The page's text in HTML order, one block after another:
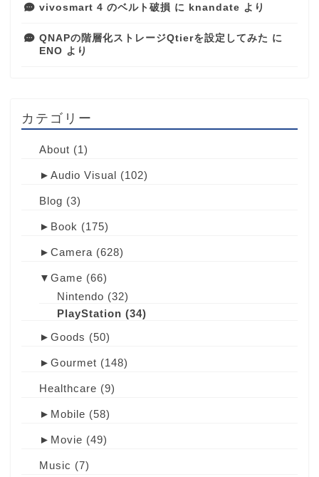
vivosmart 4 のベルト破損 に knandate より
QNAPの階層化ストレージQtierを設定してみた に
ENO より
カテゴリー
About (1)
► Audio Visual (102)
Blog (3)
► Book (175)
► Camera (628)
▼ Game (66)
Nintendo (32)
PlayStation (34)
► Goods (50)
► Gourmet (148)
Healthcare (9)
► Mobile (58)
► Movie (49)
Music (7)